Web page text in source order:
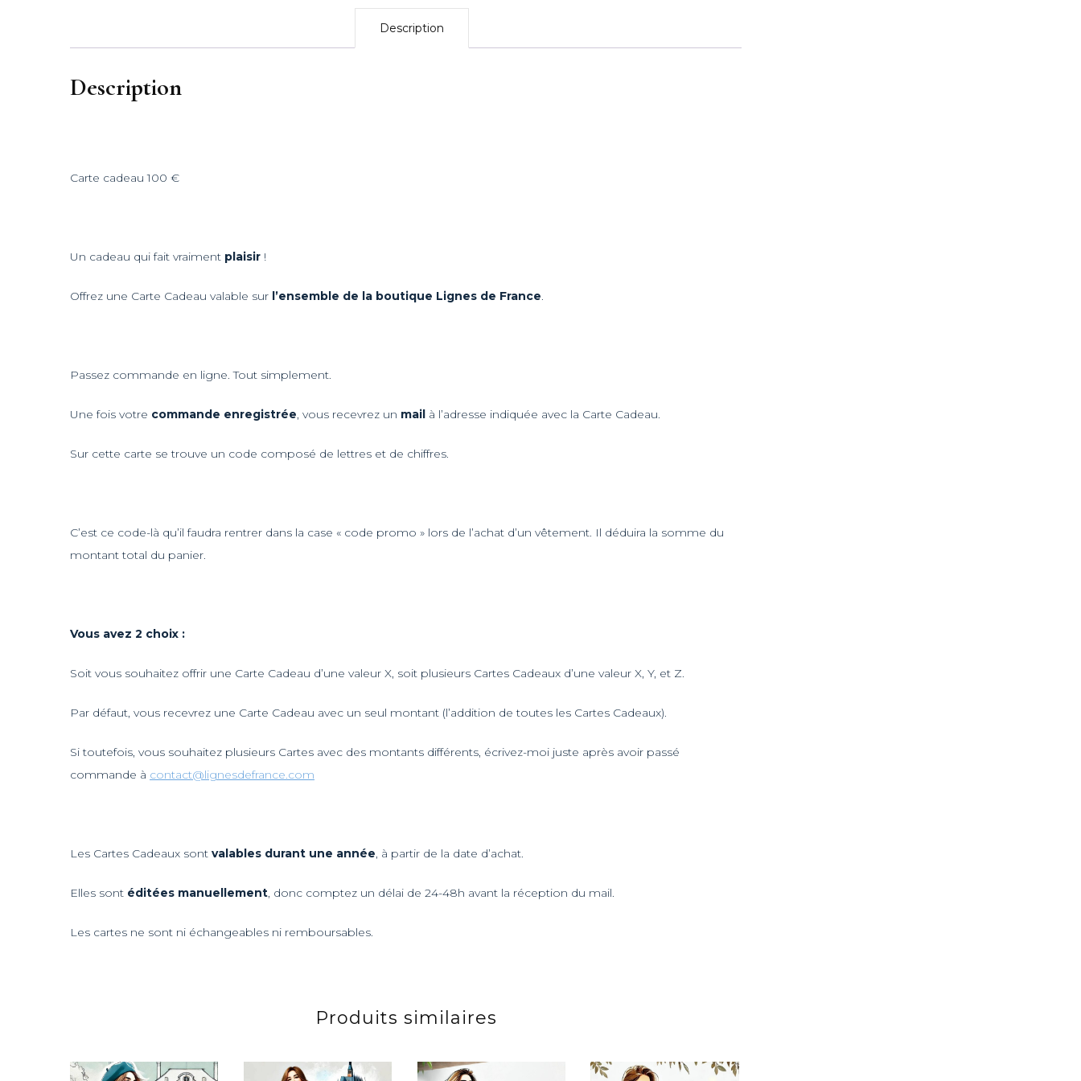
Reflets d’Automne – 2024
Un Eté au Château – 2024
Description
Description
Carte cadeau 100 €
Un cadeau qui fait vraiment plaisir !
Offrez une Carte Cadeau valable sur l’ensemble de la boutique Lignes de France
Passez commande en ligne. Tout simplement.
Une fois votre commande enregistrée , vous recevrez un mail à l’adresse indiquée avec la Carte Cadeau.
Sur cette carte se trouve un code composé de lettres et de chiffres.
C’est ce code-là qu’il faudra rentrer dans la case « code promo » lors de l’achat d’un vêtement. Il déduira la somme du
montant total du panier.
Vous avez 2 choix :
Soit vous souhaitez offrir une Carte Cadeau d’une valeur X, soit plusieurs Cartes Cadeaux d’une valeur X, Y, et Z.
Par défaut, vous recevrez une Carte Cadeau avec un seul montant (l’addition de toutes les Cartes Cadeaux).
Si toutefois, vous souhaitez plusieurs Cartes avec des montants différents, écrivez-moi juste après avoir passé
commande à contact@lignesdefrance.com
Les Cartes Cadeaux sont valables durant une année , à partir de la date d’achat.
Elles sont éditées manuellement , donc comptez un délai de 24-48h avant la réception du mail.
Les cartes ne sont ni échangeables ni remboursables.
Produits similaires